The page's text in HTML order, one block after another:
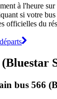
à l'heure
si votre
officielles du
bus 566